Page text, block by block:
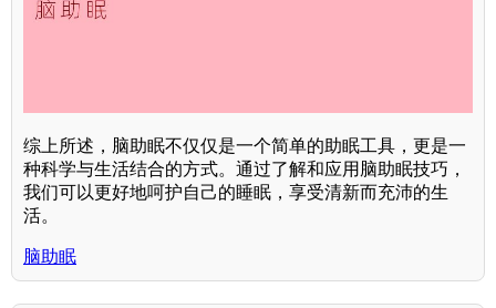
综上所述，脑助眠不仅仅是一个简单的助眠工具，更是一
种科学与生活结合的方式。通过了解和应用脑助眠技巧，
我们可以更好地呵护自己的睡眠，享受清新而充沛的生
活。
脑助眠